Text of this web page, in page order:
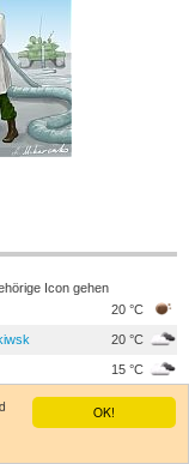
OK!
Icon gehen
20 °C
20 °C
15 °C
19 °C
17 °C